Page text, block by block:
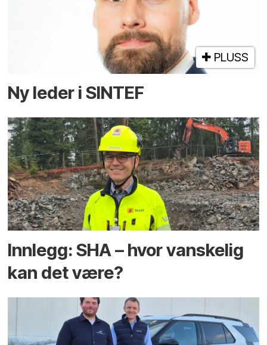
PLUSS
Ny leder i SINTEF
Innlegg: SHA – hvor vanskelig
kan det være?